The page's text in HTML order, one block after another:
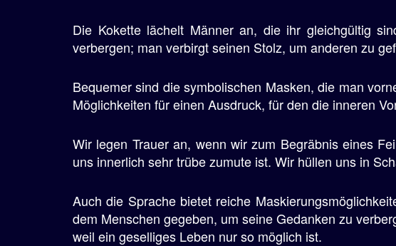
Die Kokette lächelt Männer an, die ihr gleichgültig
verbergen; man verbirgt seinen Stolz, um anderen zu
Bequemer sind die symbolischen Masken, die man
Möglichkeiten für einen Ausdruck, für den die inneren
Wir legen Trauer an, wenn wir zum Begräbnis eines
uns innerlich sehr trübe zumute ist. Wir hüllen uns in
Auch die Sprache bietet reiche
dem Menschen gegeben, um seine Gedanken zu
weil ein geselliges Leben nur so möglich ist.